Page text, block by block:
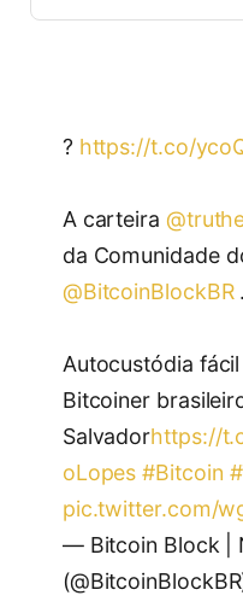
? https://t.co/
A carteira
da Comunidade
@BitcoinBlockBR.
Autocustódia
Bitcoiner
Salvadorhttps://
oLopes #Bitcoin
pic.twitter.com/
— Bitcoin Block |